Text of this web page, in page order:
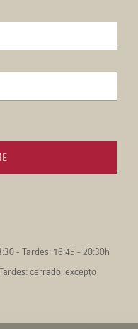
- Tardes: 16:45 - 20:30h
cerrado, excepto